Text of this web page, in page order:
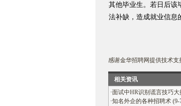
其他毕业生。若日后该
法补缺，造成就业信息
感谢金华招聘网提供技术支
相关资讯
·面试中HR识别谎言技巧大
·知名外企的各种招聘术 (9-